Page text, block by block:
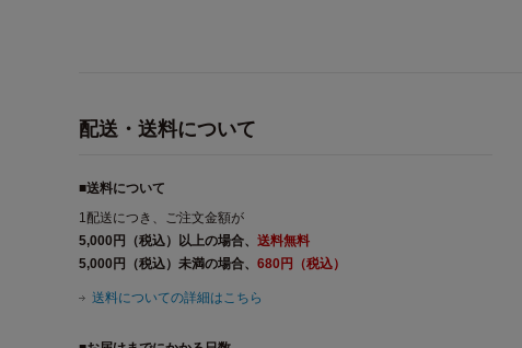
配送・送料について
■送料について
1配送につき、ご注文金額が
5,000円（税込）以上の場合、 送料無料
5,000円（税込）未満の場合、 680円（税込）
送料についての詳細はこちら